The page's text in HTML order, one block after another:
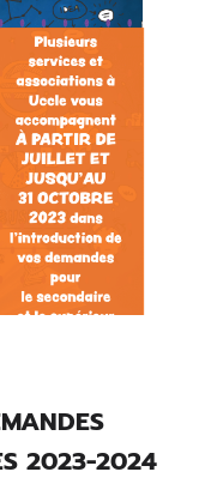
2023-2024